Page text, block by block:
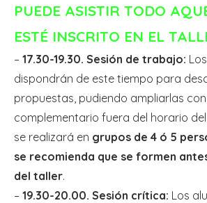
PUEDE ASISTIR TODO
ESTÉ INSCRITO EN EL
– 17.30-19.30. Sesión de trabajo:
dispondrán de este tiempo para
propuestas, pudiendo ampliarlas
complementario fuera del horario
se realizará en grupos de 4 ó 5
se recomienda que se formen
del taller.
– 19.30-20.00. Sesión crítica: Los